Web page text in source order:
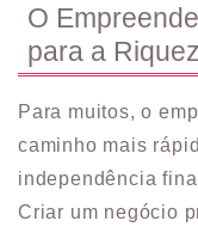
O
para a
Para muitos, o
caminho mais
independência
Criar um negócio